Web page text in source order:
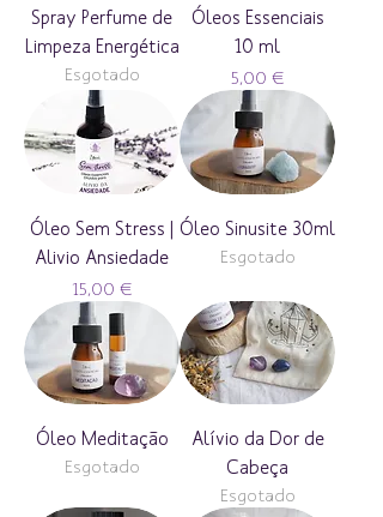
Spray Perfume de
Limpeza Energética
Esgotado
Óleos Essenciais
10 ml
Preço
5,00 €
Óleo Sem Stress |
Alivio Ansiedade
Preço
15,00 €
Óleo Sinusite 30ml
Esgotado
Óleo Meditação
Esgotado
Alívio da Dor de
Cabeça
Esgotado